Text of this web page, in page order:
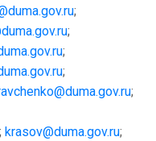
;
;
;
;
;
; krasov@duma.gov.ru;